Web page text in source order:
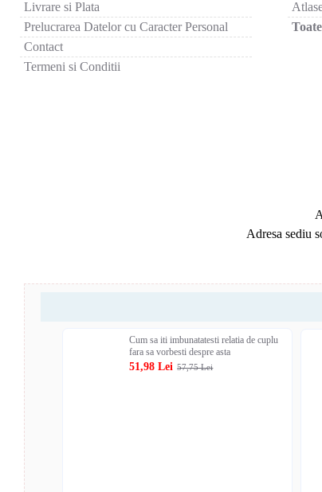
Livrare si Plata
Prelucrarea Datelor cu Caracter Personal
Contact
Termeni si Conditii
Adresa sediu
Cum sa iti imbunatatesti relatia de cuplu
fara sa vorbesti despre asta
51,98 Lei 57,75 Lei